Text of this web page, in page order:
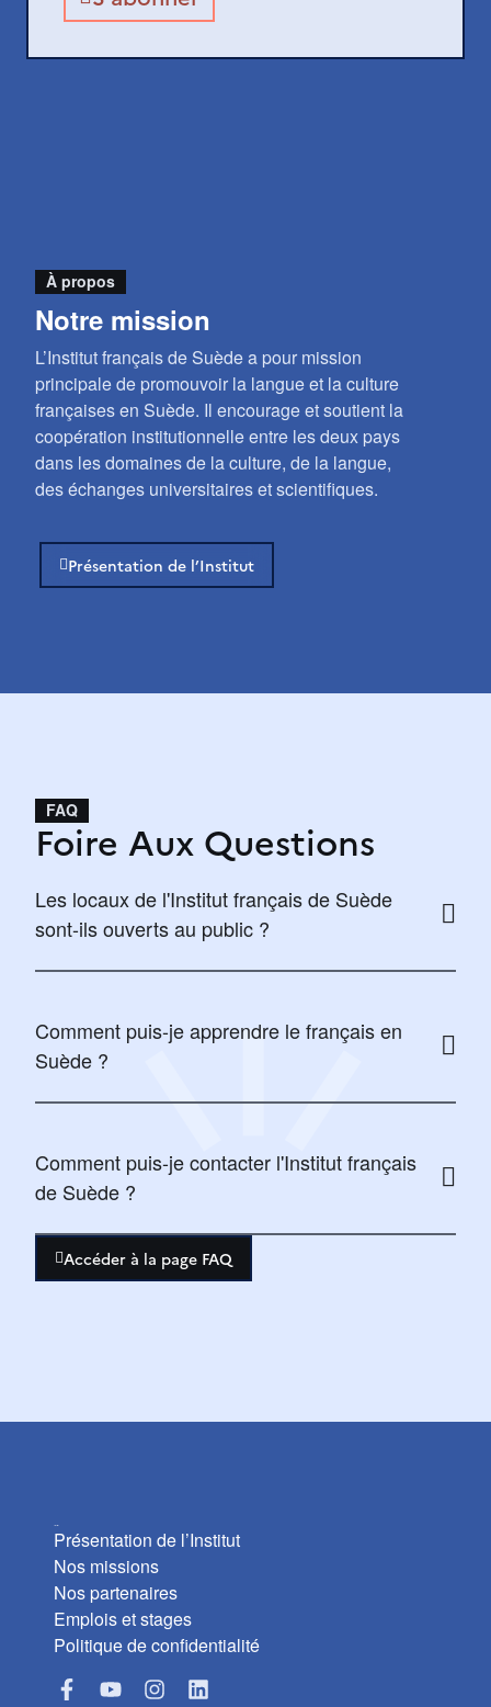
À propos
Notre mission
L’Institut français de Suède a pour mission
principale de promouvoir la langue et la culture
françaises en Suède. Il encourage et soutient la
coopération institutionnelle entre les deux pays
dans les domaines de la culture, de la langue,
des échanges universitaires et scientifiques.
Présentation de l’Institut
FAQ
Foire Aux Questions
Les locaux de l'Institut français de Suède
sont-ils ouverts au public ?
Comment puis-je apprendre le français en
Suède ?
Comment puis-je contacter l'Institut français
de Suède ?
Accéder à la page FAQ
Présentation de l’Institut
Nos missions
Nos partenaires
Emplois et stages
Politique de confidentialité